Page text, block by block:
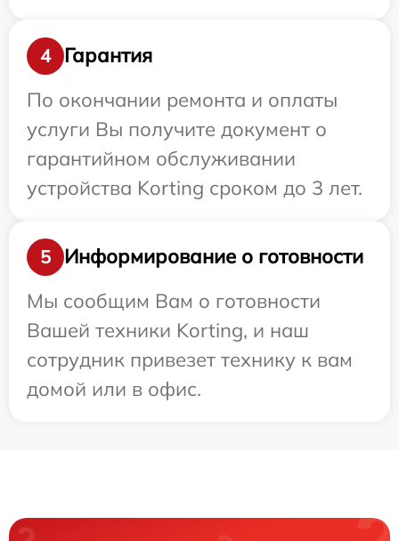
4
Гарантия
По окончании ремонта и оплаты
услуги Вы получите документ о
гарантийном обслуживании
устройства Korting сроком до 3 лет.
5
Информирование о готовности
Мы сообщим Вам о готовности
Вашей техники Korting, и наш
сотрудник привезет технику к вам
домой или в офис.